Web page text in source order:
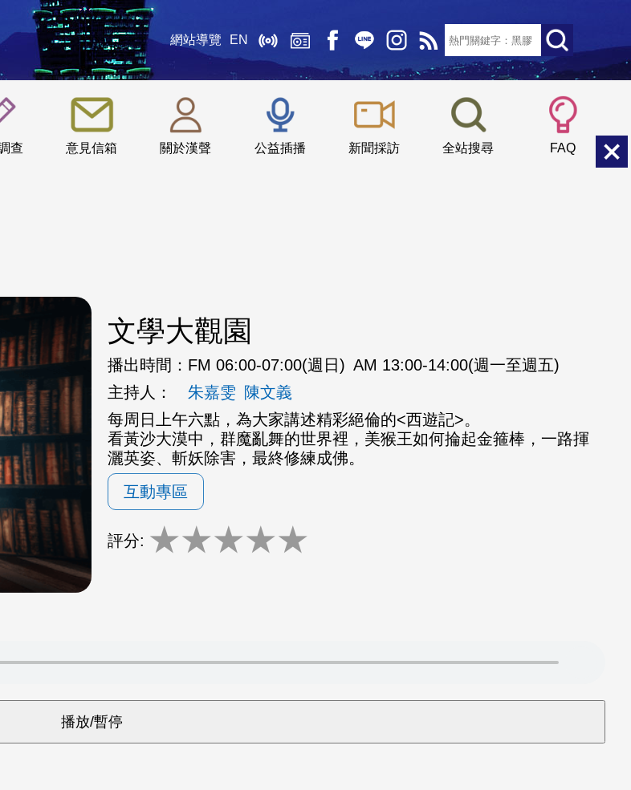
網站導覽 EN
查 意見信箱 關於漢聲 公益插播 新聞採訪 全站搜尋 FAQ
::: 小 中
文學大觀園
播出時間： FM 06:00-07:00(週日) AM 13:00-14:00(週一至週五)
主持人：
朱嘉雯 陳文義
每周日上午六點，為大家講述精彩絕倫的<西遊記>。
看黃沙大漠中，群魔亂舞的世界裡，美猴王如何掄起金箍棒，一路揮
灑英姿、斬妖除害，最終修練成佛。
互動專區
評分: ★★★★★